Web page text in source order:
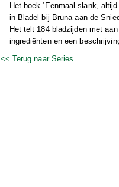
Het boek ‘ Eenmaal slank,
in Bladel bij Bruna aan de
Het telt 184 bladzijden met
ingrediënten en een
<< Terug naar Series